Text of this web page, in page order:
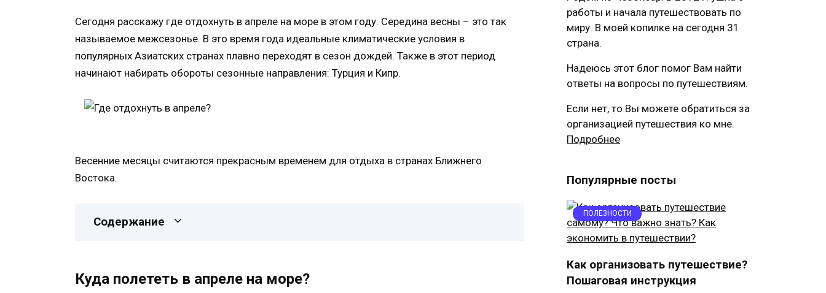
Сегодня расскажу где отдохнуть в апреле на море в этом году. Середина весны – это так
называемое межсезонье. В это время года идеальные климатические условия в
популярных Азиатских странах плавно переходят в сезон дождей. Также в этот период
начинают набирать обороты сезонные направления: Турция и Кипр.
Весенние месяцы считаются прекрасным временем для отдыха в странах Ближнего
Востока.
Содержание
Куда полететь в апреле на море?
работы и начала путешествовать по
миру. В моей копилке на сегодня 31
страна.
Надеюсь этот блог помог Вам найти
ответы на вопросы по путешествиям.
Если нет, то Вы можете обратиться за
организацией путешествия ко мне.
Подробнее
Популярные посты
ПОЛЕЗНОСТИ
Как организовать путешествие?
Пошаговая инструкция